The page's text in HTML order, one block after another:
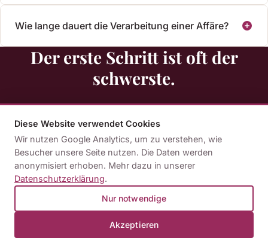
Wie lange dauert die Verarbeitung einer Affäre?
Der erste Schritt ist oft der
schwerste.
Viele Paare warten zu lange, bevor sie Unterstützung
suchen. Dabei zeigt die Erfahrung: Je früher eine
professionelle Begleitung beginnt, desto größer ist der
Handlungsspielraum. Ein unverbindliches Erstgespräch
gibt Ihnen Orientierung – ohne Verpflichtung.
Kennenlerngespräch buchen
Diese Website verwendet Cookies
Wir nutzen Google Analytics, um zu verstehen, wie
Besucher unsere Seite nutzen. Die Daten werden
anonymisiert erhoben. Mehr dazu in unserer
Datenschutzerklärung.
Nur notwendige
Akzeptieren